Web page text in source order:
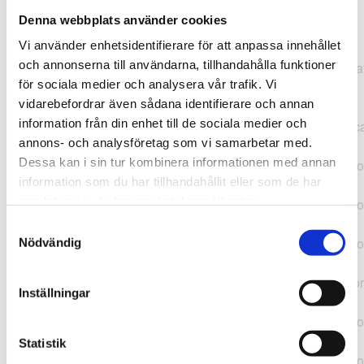
Denna webbplats använder cookies
Vi använder enhetsidentifierare för att anpassa innehållet
och annonserna till användarna, tillhandahålla funktioner
för sociala medier och analysera vår trafik. Vi
vidarebefordrar även sådana identifierare och annan
information från din enhet till de sociala medier och
annons- och analysföretag som vi samarbetar med.
Dessa kan i sin tur kombinera informationen med annan
information som du har tillhandahållit eller som de har
Nödvändig
Inställningar
Statistik
TypeError: "".concat(...).concat(...).replaceAll is not a
function at
https://webshop.pressbyran.se/_next/static/chunks/pages/
b1763451a2186f9e.js:1:11050 at Array.map
(<anonymous>) at K
(https://webshop.pressbyran.se/_next/static/chunks/pages/
b1763451a2186f9e.js:1:10836) at lk
(https://webshop.pressbyran.se/_next/static/chunks/
b241200379730ac0.js:1:129835) at i
(https://webshop.pressbyran.se/_next/static/chunks/
(https://webshop.pressbyran.se/_next/static/chunks/
https://webshop.pressbyran.se/_next/static/chunks/
b241200379730ac0.js:1:167872 at uI
(https://webshop.pressbyran.se/_next/static/chunks/
b241200379730ac0.js:1:167879) at uE
(https://webshop.pressbyran.se/_next/static/chunks/